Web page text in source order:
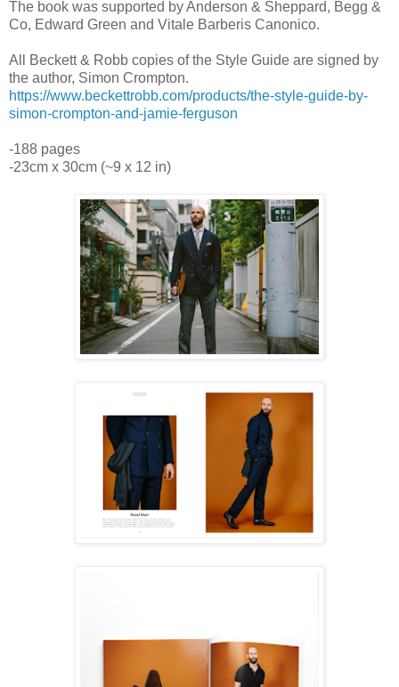
The book was supported by Anderson & Sheppard, Begg &
Co, Edward Green and Vitale Barberis Canonico.
All Beckett & Robb copies of the Style Guide are signed by
the author, Simon Crompton.
https://www.beckettrobb.com/products/the-style-guide-by-
simon-crompton-and-jamie-ferguson
-188 pages
-23cm x 30cm (~9 x 12 in)